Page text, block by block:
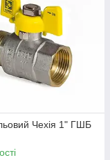
Чехія 1" ГШБ